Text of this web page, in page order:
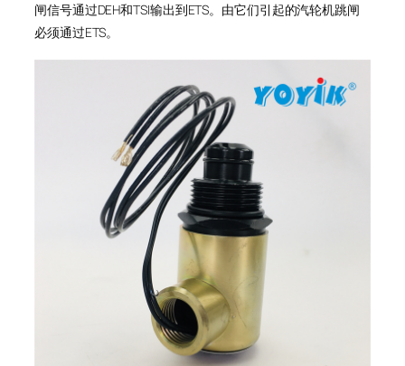
闸信号通过DEH和TSI输出到ETS。由它们引起的汽轮机跳闸
必须通过ETS。